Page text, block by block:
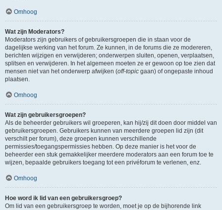
Omhoog
Wat zijn Moderators?
Moderators zijn gebruikers of gebruikersgroepen die in staan voor de
dagelijkse werking van het forum. Ze kunnen, in de forums die ze modereren,
berichten wijzigen en verwijderen; onderwerpen sluiten, openen, verplaatsen,
splitsen en verwijderen. In het algemeen moeten ze er gewoon op toe zien dat
mensen niet van het onderwerp afwijken (off-topic gaan) of ongepaste inhoud
plaatsen.
Omhoog
Wat zijn gebruikersgroepen?
Als de beheerder gebruikers wil groeperen, kan hij/zij dit doen door middel van
gebruikersgroepen. Gebruikers kunnen van meerdere groepen lid zijn (dit
verschilt per forum), deze groepen kunnen verschillende
permissies/toegangspermissies hebben. Op deze manier is het voor de
beheerder een stuk gemakkelijker meerdere moderators aan een forum toe te
wijzen, bepaalde gebruikers toegang tot een privéforum te verlenen, enz.
Omhoog
Hoe word ik lid van een gebruikersgroep?
Om lid van een gebruikersgroep te worden, moet je op de bijhorende link